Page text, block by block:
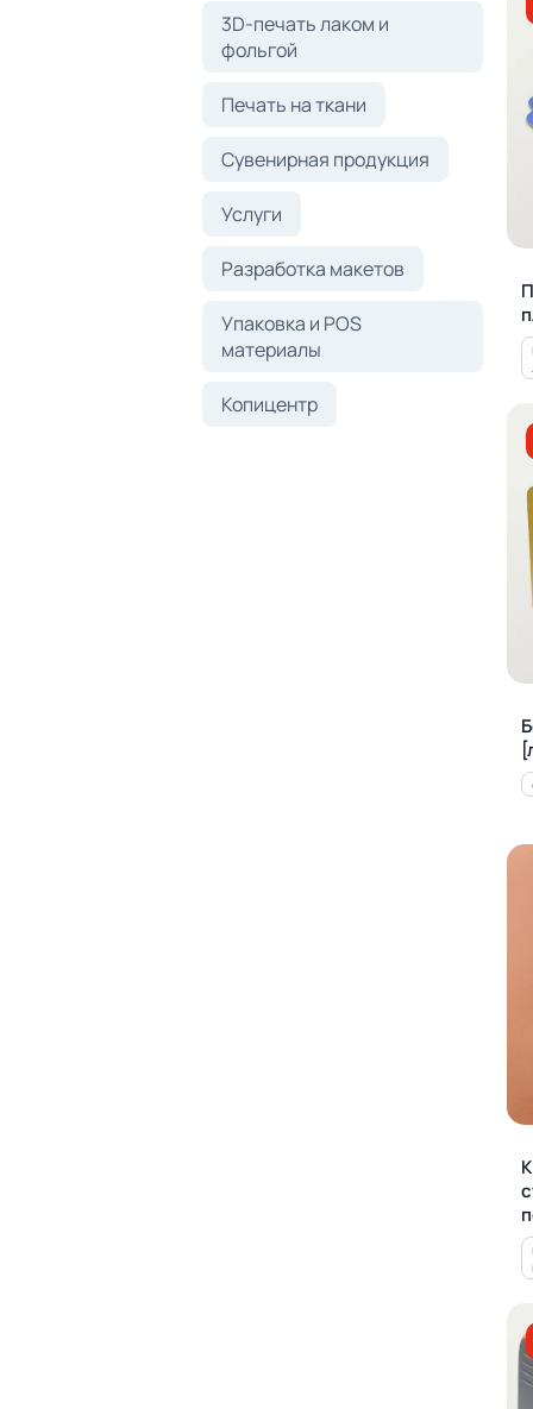
3D-печать лаком и
фольгой
Печать на ткани
Сувенирная продукция
Услуги
Разработка макетов
Упаковка и POS
материалы
Копицентр